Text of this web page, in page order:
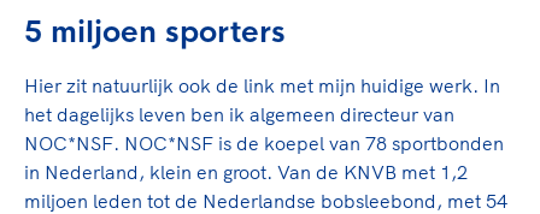
5 miljoen sporters
Hier zit natuurlijk ook de link met mijn huidige werk. In
het dagelijks leven ben ik algemeen directeur van
NOC*NSF. NOC*NSF is de koepel van 78 sportbonden
in Nederland, klein en groot. Van de KNVB met 1,2
miljoen leden tot de Nederlandse bobsleebond, met 54